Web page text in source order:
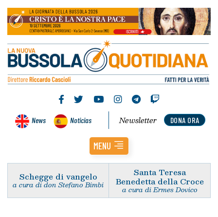
News Noticias DONA ORA
Newsletter
MENU
Schegge di vangelo
a cura di don Stefano Bimbi
Santa Teresa
Benedetta della Croce
a cura di Ermes Dovico